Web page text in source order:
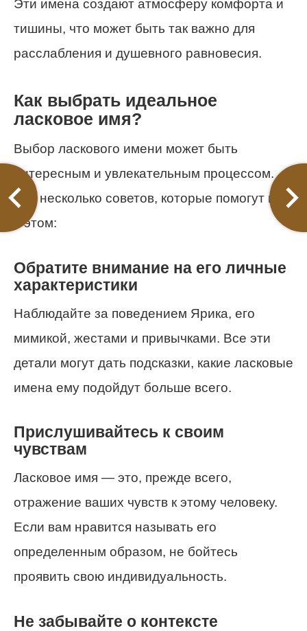
Эти имена создают атмосферу комфорта и
тишины, что может быть так важно для
расслабления и душевного равновесия.
Как выбрать идеальное
ласковое имя?
Выбор ласкового имени может быть
интересным и увлекательным процессом.
Вот несколько советов, которые помогут вам
в этом:
Обратите внимание на его личные
характеристики
Наблюдайте за поведением Ярика, его
мимикой, жестами и привычками. Все эти
детали могут дать подсказки, какие ласковые
имена ему подойдут больше всего.
Прислушивайтесь к своим
чувствам
Ласковое имя — это, прежде всего,
отражение ваших чувств к этому человеку.
Если вам нравится называть его
определенным образом, не бойтесь
проявить свою индивидуальность.
Не забывайте о контексте